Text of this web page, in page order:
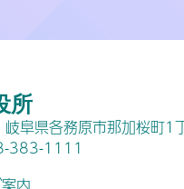
所
阜県各務原市那加桜町1
383-1111